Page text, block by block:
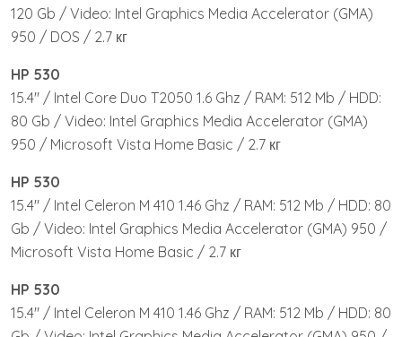
120 Gb / Video: Intel Graphics Media Accelerator (GMA)
950 / DOS / 2.7 кг
HP 530
15.4″ / Intel Core Duo T2050 1.6 Ghz / RAM: 512 Mb / HDD:
80 Gb / Video: Intel Graphics Media Accelerator (GMA)
950 / Microsoft Vista Home Basic / 2.7 кг
HP 530
15.4″ / Intel Celeron M 410 1.46 Ghz / RAM: 512 Mb / HDD: 80
Gb / Video: Intel Graphics Media Accelerator (GMA) 950 /
Microsoft Vista Home Basic / 2.7 кг
HP 530
15.4″ / Intel Celeron M 410 1.46 Ghz / RAM: 512 Mb / HDD: 80